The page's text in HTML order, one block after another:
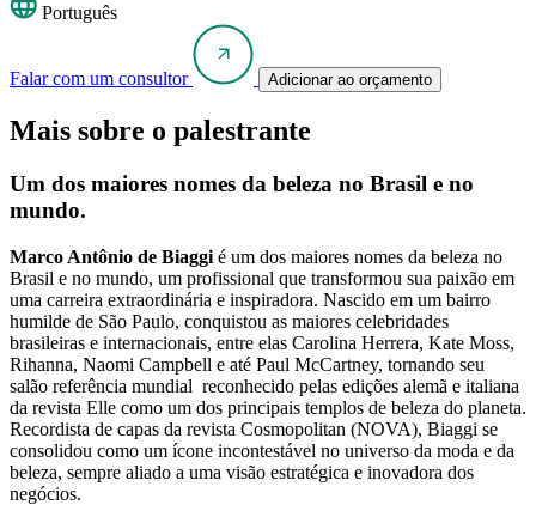
Português
Falar com um consultor Adicionar ao orçamento
Mais sobre o palestrante
Um dos maiores nomes da beleza no Brasil e no
mundo.
Marco Antônio de Biaggi é um dos maiores nomes da beleza no
Brasil e no mundo, um profissional que transformou sua paixão em
uma carreira extraordinária e inspiradora. Nascido em um bairro
humilde de São Paulo, conquistou as maiores celebridades
brasileiras e internacionais, entre elas Carolina Herrera, Kate Moss,
Rihanna, Naomi Campbell e até Paul McCartney, tornando seu
salão referência mundial reconhecido pelas edições alemã e italiana
da revista Elle como um dos principais templos de beleza do planeta.
Recordista de capas da revista Cosmopolitan (NOVA), Biaggi se
consolidou como um ícone incontestável no universo da moda e da
beleza, sempre aliado a uma visão estratégica e inovadora dos
negócios.